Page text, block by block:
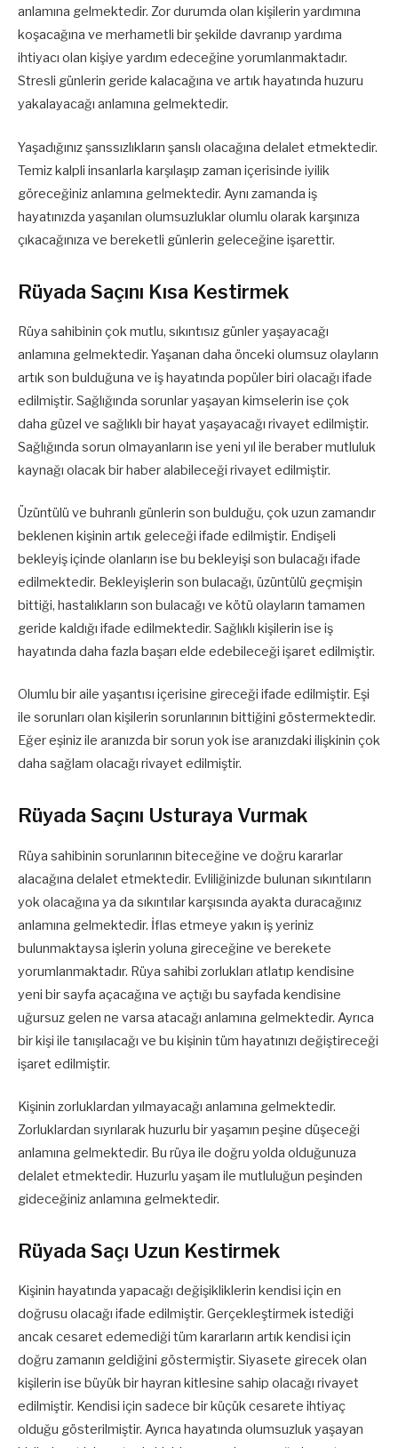
anlamına gelmektedir. Zor durumda olan kişilerin yardımına
koşacağına ve merhametli bir şekilde davranıp yardıma
ihtiyacı olan kişiye yardım edeceğine yorumlanmaktadır.
Stresli günlerin geride kalacağına ve artık hayatında huzuru
yakalayacağı anlamına gelmektedir.
Yaşadığınız şanssızlıkların şanslı olacağına delalet etmektedir.
Temiz kalpli insanlarla karşılaşıp zaman içerisinde iyilik
göreceğiniz anlamına gelmektedir. Aynı zamanda iş
hayatınızda yaşanılan olumsuzluklar olumlu olarak karşınıza
çıkacağınıza ve bereketli günlerin geleceğine işarettir.
Rüyada Saçını Kısa Kestirmek
Rüya sahibinin çok mutlu, sıkıntısız günler yaşayacağı
anlamına gelmektedir. Yaşanan daha önceki olumsuz olayların
artık son bulduğuna ve iş hayatında popüler biri olacağı ifade
edilmiştir. Sağlığında sorunlar yaşayan kimselerin ise çok
daha güzel ve sağlıklı bir hayat yaşayacağı rivayet edilmiştir.
Sağlığında sorun olmayanların ise yeni yıl ile beraber mutluluk
kaynağı olacak bir haber alabileceği rivayet edilmiştir.
Üzüntülü ve buhranlı günlerin son bulduğu, çok uzun zamandır
beklenen kişinin artık geleceği ifade edilmiştir. Endişeli
bekleyiş içinde olanların ise bu bekleyişi son bulacağı ifade
edilmektedir. Bekleyişlerin son bulacağı, üzüntülü geçmişin
bittiği, hastalıkların son bulacağı ve kötü olayların tamamen
geride kaldığı ifade edilmektedir. Sağlıklı kişilerin ise iş
hayatında daha fazla başarı elde edebileceği işaret edilmiştir.
Olumlu bir aile yaşantısı içerisine gireceği ifade edilmiştir. Eşi
ile sorunları olan kişilerin sorunlarının bittiğini göstermektedir.
Eğer eşiniz ile aranızda bir sorun yok ise aranızdaki ilişkinin çok
daha sağlam olacağı rivayet edilmiştir.
Rüyada Saçını Usturaya Vurmak
Rüya sahibinin sorunlarının biteceğine ve doğru kararlar
alacağına delalet etmektedir. Evliliğinizde bulunan sıkıntıların
yok olacağına ya da sıkıntılar karşısında ayakta duracağınız
anlamına gelmektedir. İflas etmeye yakın iş yeriniz
bulunmaktaysa işlerin yoluna gireceğine ve berekete
yorumlanmaktadır. Rüya sahibi zorlukları atlatıp kendisine
yeni bir sayfa açacağına ve açtığı bu sayfada kendisine
uğursuz gelen ne varsa atacağı anlamına gelmektedir. Ayrıca
bir kişi ile tanışılacağı ve bu kişinin tüm hayatınızı değiştireceği
işaret edilmiştir.
Kişinin zorluklardan yılmayacağı anlamına gelmektedir.
Zorluklardan sıyrılarak huzurlu bir yaşamın peşine düşeceği
anlamına gelmektedir. Bu rüya ile doğru yolda olduğunuza
delalet etmektedir. Huzurlu yaşam ile mutluluğun peşinden
gideceğiniz anlamına gelmektedir.
Rüyada Saçı Uzun Kestirmek
Kişinin hayatında yapacağı değişikliklerin kendisi için en
doğrusu olacağı ifade edilmiştir. Gerçekleştirmek istediği
ancak cesaret edemediği tüm kararların artık kendisi için
doğru zamanın geldiğini göstermiştir. Siyasete girecek olan
kişilerin ise büyük bir hayran kitlesine sahip olacağı rivayet
edilmiştir. Kendisi için sadece bir küçük cesarete ihtiyaç
olduğu gösterilmiştir. Ayrıca hayatında olumsuzluk yaşayan